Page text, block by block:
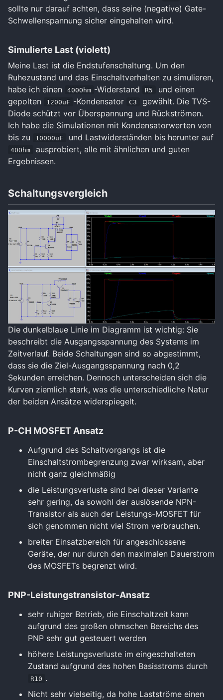
sollte nur darauf achten, dass seine (negative) Gate-
Schwellenspannung sicher eingehalten wird.
Simulierte Last (violett)
Meine Last ist die Endstufenschaltung. Um den
Ruhezustand und das Einschaltverhalten zu simulieren,
habe ich einen
400Ohm -Widerstand R5
und einen
gepolten
1200uF -Kondensator C3
gewählt. Die TVS-
Diode schützt vor Überspannung und Rückströmen.
Ich habe die Simulationen mit Kondensatorwerten von
bis zu
10000uF und Lastwiderständen bis herunter auf
40Ohm
ausprobiert, alle mit ähnlichen und guten
Ergebnissen.
Schaltungsvergleich
Die dunkelblaue Linie im Diagramm ist wichtig: Sie
beschreibt die Ausgangsspannung des Systems im
Zeitverlauf. Beide Schaltungen sind so abgestimmt,
dass sie die Ziel-Ausgangsspannung nach 0,2
Sekunden erreichen. Dennoch unterscheiden sich die
Kurven ziemlich stark, was die unterschiedliche Natur
der beiden Ansätze widerspiegelt.
P-CH MOSFET Ansatz
Aufgrund des Schaltvorgangs ist die
Einschaltstrombegrenzung zwar wirksam, aber
nicht ganz gleichmäßig
die Leistungsverluste sind bei dieser Variante
sehr gering, da sowohl der auslösende NPN-
Transistor als auch der Leistungs-MOSFET für
sich genommen nicht viel Strom verbrauchen.
breiter Einsatzbereich für angeschlossene
Geräte, der nur durch den maximalen Dauerstrom
des MOSFETs begrenzt wird.
PNP-Leistungstransistor-Ansatz
sehr ruhiger Betrieb, die Einschaltzeit kann
aufgrund des großen ohmschen Bereichs des
PNP sehr gut gesteuert werden
höhere Leistungsverluste im eingeschalteten
Zustand aufgrund des hohen Basisstroms durch
R10 .
Nicht sehr vielseitig, da hohe Lastströme einen